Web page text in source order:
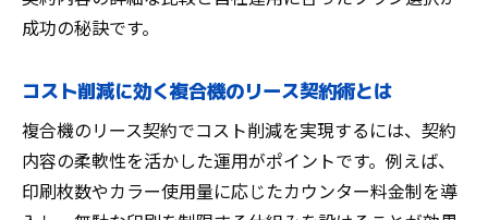
成功の秘訣です。
コスト削減に効く複合機のリース契約術とは
複合機のリース契約でコスト削減を実現するには、契約
内容の柔軟性を活かした運用がポイントです。例えば、
印刷枚数やカラー使用量に応じたカウンター料金制を導